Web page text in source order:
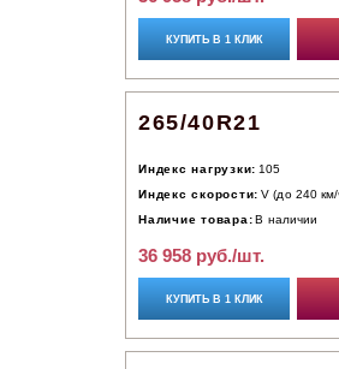
КУПИТЬ В 1 КЛИК
265/40R21
Индекс нагрузки: 105
Индекс скорости: V (до 240 км/
Наличие товара: В наличии
36 958 руб./шт.
КУПИТЬ В 1 КЛИК